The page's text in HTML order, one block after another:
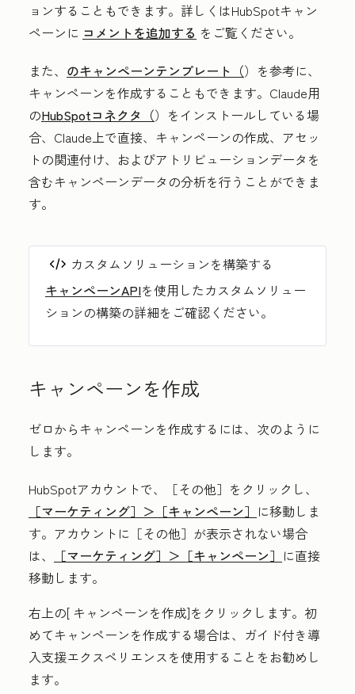
ョンすることもできます。詳しくはHubSpotキャン
ペーンに コメントを追加する をご覧ください。
また、 のキャンペーンテンプレート（）を参考に、
キャンペーンを作成することもできます。Claude用
のHubSpotコネクタ（）をインストールしている場
合、Claude上で直接、キャンペーンの作成、アセッ
トの関連付け、およびアトリビューションデータを
含むキャンペーンデータの分析を行うことができま
す。
カスタムソリューションを構築する
キャンペーンAPIを使用したカスタムソリュー
ションの構築の詳細をご確認ください。
キャンペーンを作成
ゼロからキャンペーンを作成するには、次のように
します。
HubSpotアカウントで、
［その他］をクリックし、
［マーケティング］＞ ［キャンペーン］ に移動しま
す。アカウントに ［その他］が表示されない場合
は、
［マーケティング］＞ ［キャンペーン］ に直接
移動します。
右上の[ キャンペーンを作成]をクリックします。初
めてキャンペーンを作成する場合は、ガイド付き導
入支援エクスペリエンスを使用することをお勧めし
ます。